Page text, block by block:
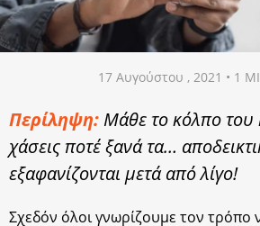
17 Αυγούστου , 2021 • 1
Περίληψη: Μάθε το κόλπο του
χάσεις ποτέ ξανά τα…
εξαφανίζονται μετά από λίγο!
Σχεδόν όλοι γνωρίζουμε τον τρόπο